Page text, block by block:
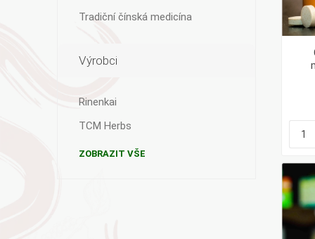
Tradiční čínská medicína
Výrobci
Rinenkai
TCM Herbs
ZOBRAZIT VŠE